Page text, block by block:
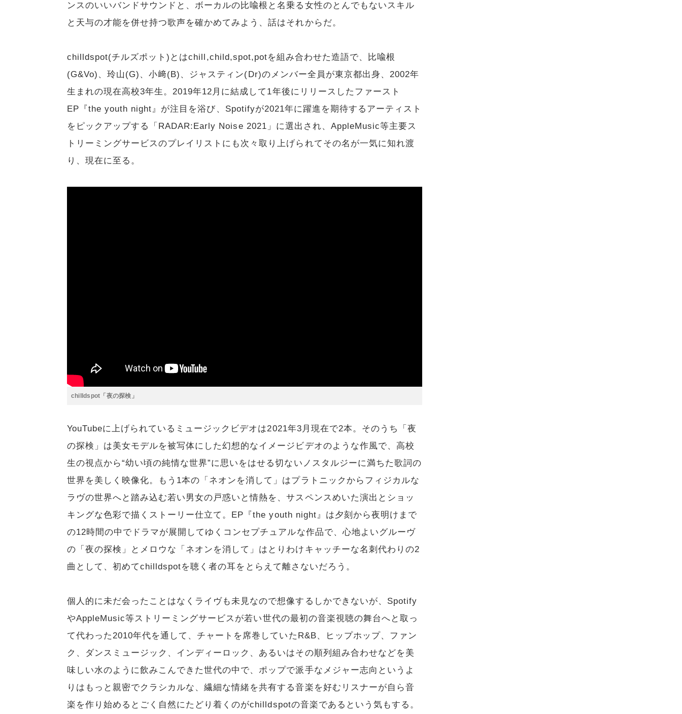
ンスのいいバンドサウンドと、ボーカルの比喩根と名乗る女性のとんでもないスキル
と天与の才能を併せ持つ歌声を確かめてみよう、話はそれからだ。
chilldspot(チルズポット)とはchill,child,spot,potを組み合わせた造語で、比喩根
(G&Vo)、玲山(G)、小﨑(B)、ジャスティン(Dr)のメンバー全員が東京都出身、2002年
生まれの現在高校3年生。2019年12月に結成して1年後にリリースしたファースト
EP『the youth night』が注目を浴び、Spotifyが2021年に躍進を期待するアーティスト
をピックアップする「RADAR:Early Noise 2021」に選出され、AppleMusic等主要ス
トリーミングサービスのプレイリストにも次々取り上げられてその名が一気に知れ渡
り、現在に至る。
chilldspot「夜の探検」
YouTubeに上げられているミュージックビデオは2021年3月現在で2本。そのうち「夜
の探検」は美女モデルを被写体にした幻想的なイメージビデオのような作風で、高校
生の視点から“幼い頃の純情な世界”に思いをはせる切ないノスタルジーに満ちた歌詞の
世界を美しく映像化。もう1本の「ネオンを消して」はプラトニックからフィジカルな
ラヴの世界へと踏み込む若い男女の戸惑いと情熱を、サスペンスめいた演出とショッ
キングな色彩で描くストーリー仕立て。EP『the youth night』は夕刻から夜明けまで
の12時間の中でドラマが展開してゆくコンセプチュアルな作品で、心地よいグルーヴ
の「夜の探検」とメロウな「ネオンを消して」はとりわけキャッチーな名刺代わりの2
曲として、初めてchilldspotを聴く者の耳をとらえて離さないだろう。
個人的に未だ会ったことはなくライヴも未見なので想像するしかできないが、Spotify
やAppleMusic等ストリーミングサービスが若い世代の最初の音楽視聴の舞台へと取っ
て代わった2010年代を通して、チャートを席巻していたR&B、ヒップホップ、ファン
ク、ダンスミュージック、インディーロック、あるいはその順列組み合わせなどを美
味しい水のように飲みこんできた世代の中で、ポップで派手なメジャー志向というよ
りはもっと親密でクラシカルな、繊細な情緒を共有する音楽を好むリスナーが自ら音
楽を作り始めるとごく自然にたどり着くのがchilldspotの音楽であるという気もする。